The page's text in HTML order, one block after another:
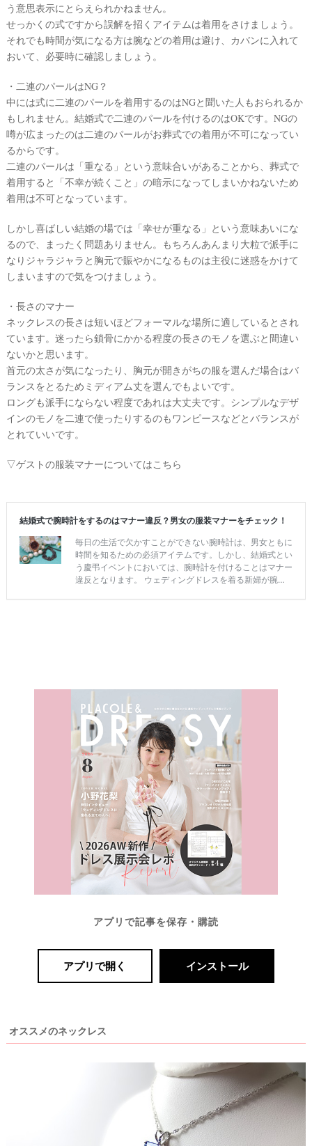
う意思表示にとらえられかねません。
せっかくの式ですから誤解を招くアイテムは着用をさけましょう。
それでも時間が気になる方は腕などの着用は避け、カバンに入れて
おいて、必要時に確認しましょう。
・二連のパールはNG？
中には式に二連のパールを着用するのはNGと聞いた人もおられるか
もしれません。結婚式で二連のパールを付けるのはOKです。NGの
噂が広まったのは二連のパールがお葬式での着用が不可になってい
るからです。
二連のパールは「重なる」という意味合いがあることから、葬式で
着用すると「不幸が続くこと」の暗示になってしまいかねないため
着用は不可となっています。
しかし喜ばしい結婚の場では「幸せが重なる」という意味あいにな
るので、まったく問題ありません。もちろんあんまり大粒で派手に
なりジャラジャラと胸元で賑やかになるものは主役に迷惑をかけて
しまいますので気をつけましょう。
・長さのマナー
ネックレスの長さは短いほどフォーマルな場所に適しているとされ
ています。迷ったら鎖骨にかかる程度の長さのモノを選ぶと間違い
ないかと思います。
首元の太さが気になったり、胸元が開きがちの服を選んだ場合はバ
ランスをとるためミディアム丈を選んでもよいです。
ロングも派手にならない程度であれは大丈夫です。シンプルなデザ
インのモノを二連で使ったりするのもワンピースなどとバランスが
とれていいです。
▽ゲストの服装マナーについてはこちら
アプリで記事を保存・購読
アプリで開く インストール
オススメのネックレス
結
婚
の
取
り
P
L
A
C
O
L
E
&
D
R
E
S
S
Y
公
サ
イ
ド
を
ン
キ
ン
グ
ン
を
見
る